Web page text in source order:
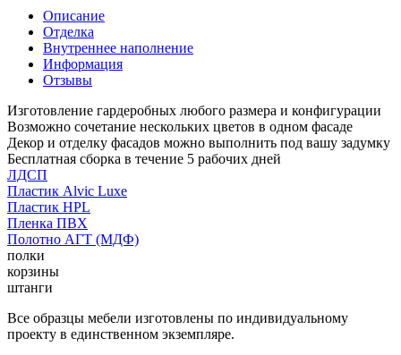
Описание
Отделка
Внутреннее наполнение
Информация
Отзывы
Изготовление гардеробных любого размера и конфигурации
Возможно сочетание нескольких цветов в одном фасаде
Декор и отделку фасадов можно выполнить под вашу задумку
Бесплатная сборка в течение 5 рабочих дней
ЛДСП
Пластик Alvic Luxe
Пластик HPL
Пленка ПВХ
Полотно АГТ (МДФ)
полки
корзины
штанги
Все образцы мебели изготовлены по индивидуальному
проекту в единственном экземпляре.